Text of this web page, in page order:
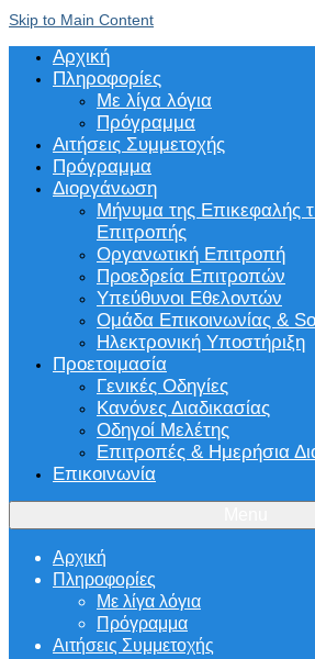
Skip to Main Content
Αρχική
Πληροφορίες
Με λίγα λόγια
Πρόγραμμα
Αιτήσεις Συμμετοχής
Πρόγραμμα
Διοργάνωση
Μήνυμα της Επικεφαλής
Επιτροπής
Οργανωτική Επιτροπή
Προεδρεία Επιτροπών
Υπεύθυνοι Εθελοντών
Ομάδα Επικοινωνίας &
Ηλεκτρονική Υποστήριξη
Προετοιμασία
Γενικές Οδηγίες
Κανόνες Διαδικασίας
Οδηγοί Μελέτης
Επιτροπές & Ημερήσια
Επικοινωνία
Αρχική
Πληροφορίες
Με λίγα λόγια
Πρόγραμμα
Αιτήσεις Συμμετοχής